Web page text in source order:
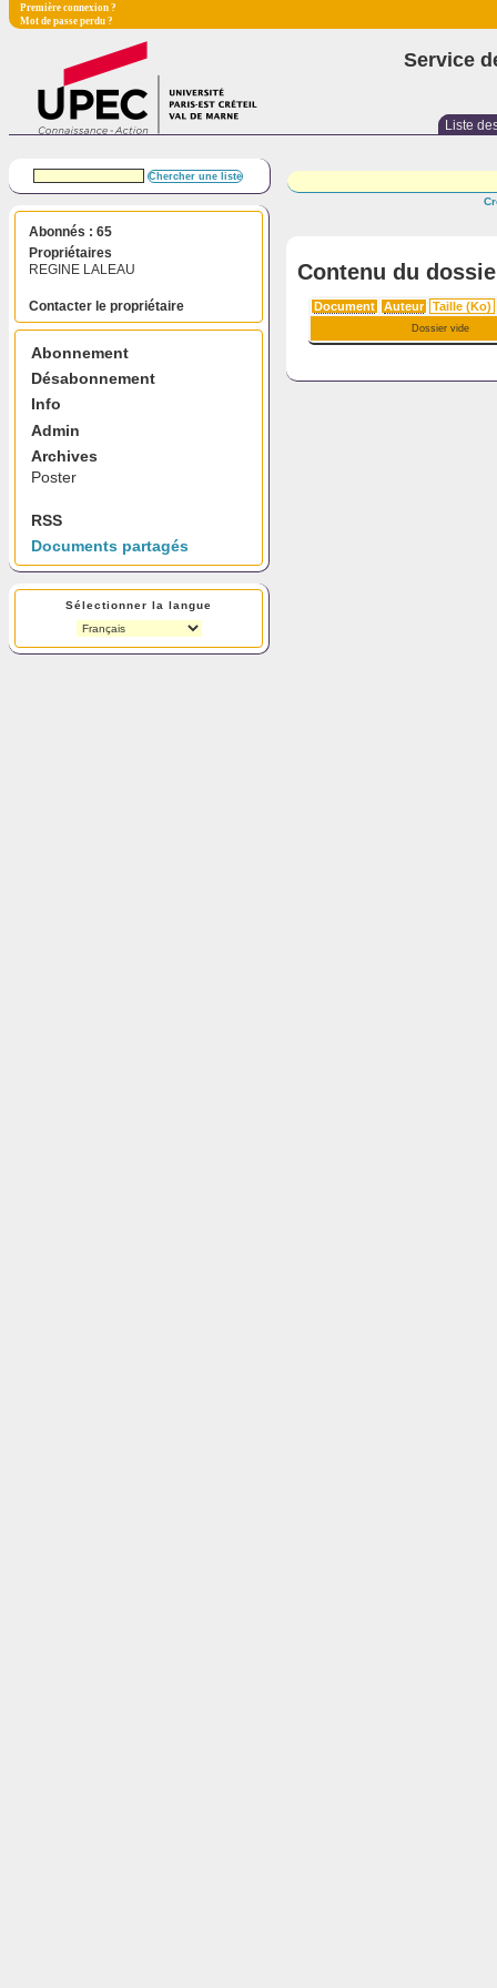
Première connexion ?
Mot de passe perdu ?
Service
Liste
Abonnés : 65
Propriétaires
REGINE LALEAU
Contacter le propriétaire
Abonnement
Désabonnement
Info
Admin
Archives
Poster
RSS
Documents partagés
Sélectionner la langue
Contenu du
Document Auteur Taille (Ko)
Dossier vide